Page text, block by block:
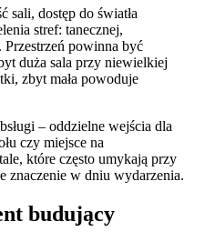
sali, dostęp do światła
stref: tanecznej,
powinna być
duża sala przy niewielkiej
zbyt mała powoduje
– oddzielne wejścia dla
czy miejsce na
które często umykają przy
znaczenie w dniu wydarzenia.
budujący